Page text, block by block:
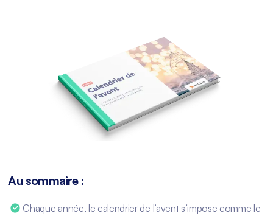
Au sommaire :
Chaque année, le calendrier de l’avent s’impose comme le